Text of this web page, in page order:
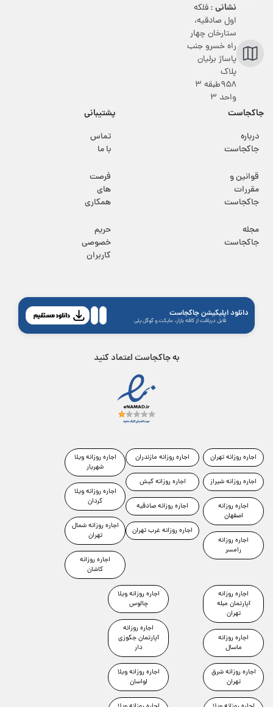
نشانی :فلکه
اول صادقیه،
ستارخان چهار
راه خسرو جنب
پاساژ برلیان
پلاک
۹۵۸طبقه 3
واحد 3
جاکجاست
درباره
جاکجاست
قوانین و
مقررات
جاکجاست
مجله
جاکجاست
پشتیبانی
تماس
با ما
فرصت
های
همکاری
حریم
خصوصی
کاربران
دانلود اپلیکیشن جاکجاست
قابل دریافت از کافه بازار، مایکت و گوگل پلی
به جاکجاست اعتماد کنید
اجاره روزانه تهران
اجاره روزانه شیراز
اجاره روزانه
اصفهان
اجاره روزانه
رامسر
اجاره روزانه مازندران
اجاره روزانه کیش
اجاره روزانه صادقیه
اجاره روزانه غرب تهران
اجاره روزانه ویلا
شهریار
اجاره روزانه ویلا
کردان
اجاره روزانه شمال
تهران
اجاره روزانه
کاشان
اجاره روزانه
آپارتمان مبله
تهران
اجاره روزانه
ماسال
اجاره روزانه شرق
تهران
اجاره روزانه ویلا
چالوس
اجاره روزانه
آپارتمان جکوزی
دار
اجاره روزانه ویلا
لواسان